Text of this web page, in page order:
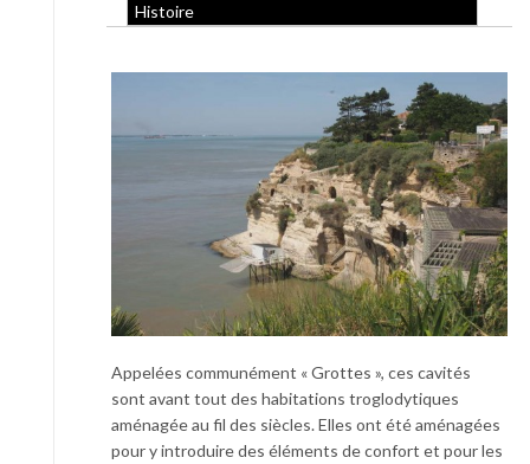
Histoire
Appelées communément « Grottes », ces cavités
sont avant tout des habitations troglodytiques
aménagée au fil des siècles. Elles ont été aménagées
pour y introduire des éléments de confort et pour les